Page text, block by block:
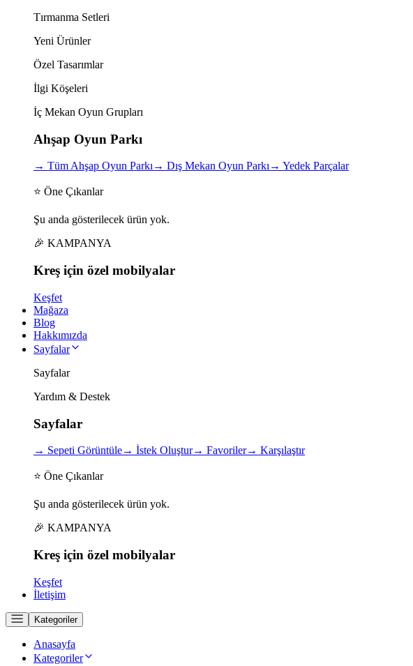
Tırmanma Setleri
Yeni Ürünler
Özel Tasarımlar
İlgi Köşeleri
İç Mekan Oyun Grupları
Ahşap Oyun Parkı
→ Tüm Ahşap Oyun Parkı→ Dış Mekan Oyun Parkı→ Yedek Parçalar
⭐ Öne Çıkanlar
Şu anda gösterilecek ürün yok.
🎉 KAMPANYA
Kreş için özel mobilyalar
Keşfet
Mağaza
Blog
Hakkımızda
Sayfalar
Sayfalar
Yardım & Destek
Sayfalar
→ Sepeti Görüntüle→ İstek Oluştur→ Favoriler→ Karşılaştır
⭐ Öne Çıkanlar
Şu anda gösterilecek ürün yok.
🎉 KAMPANYA
Kreş için özel mobilyalar
Keşfet
İletişim
Kategoriler
Anasayfa
Kategoriler